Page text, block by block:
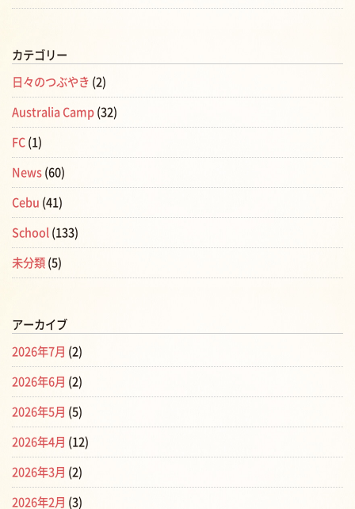
カテゴリー
日々のつぶやき (2)
Australia Camp (32)
FC (1)
News (60)
Cebu (41)
School (133)
未分類 (5)
アーカイブ
2026年7月 (2)
2026年6月 (2)
2026年5月 (5)
2026年4月 (12)
2026年3月 (2)
2026年2月 (3)